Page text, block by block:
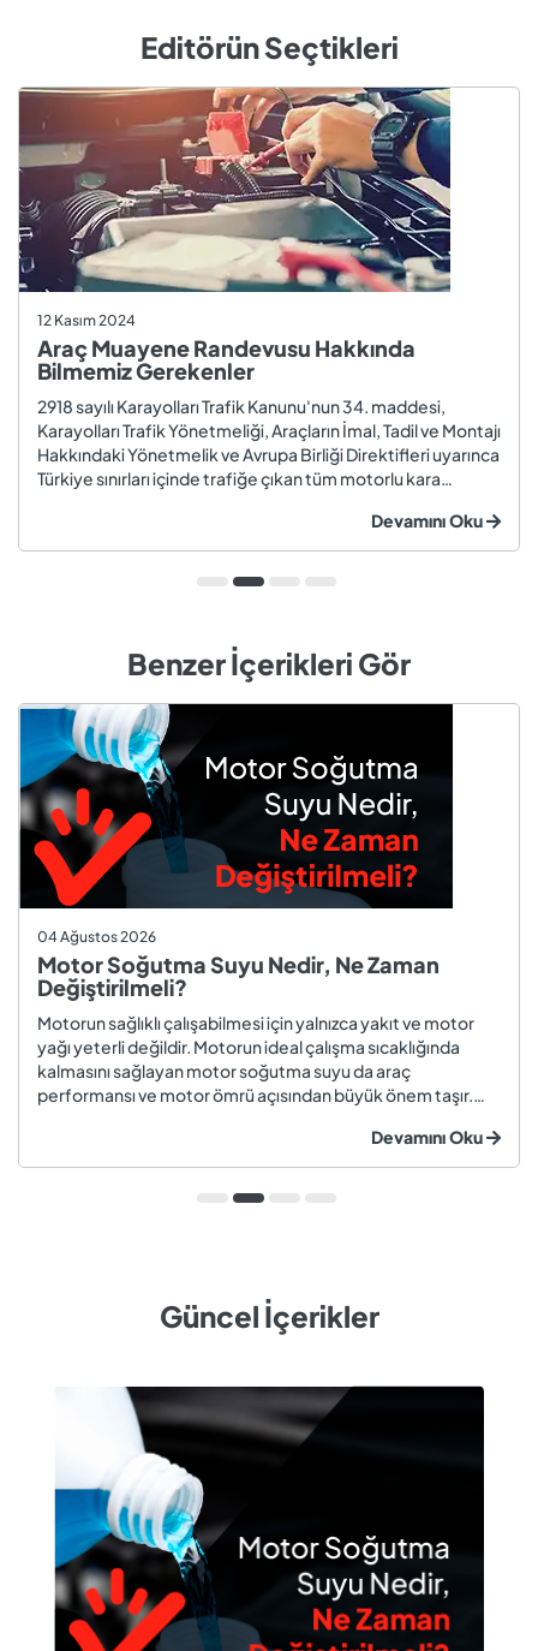
Editörün Seçtikleri
12 Kasım 2024
Araç Muayene Randevusu Hakkında
Bilmemiz Gerekenler
2918 sayılı Karayolları Trafik Kanunu'nun 34. maddesi,
Karayolları Trafik Yönetmeliği, Araçların İmal, Tadil ve Montajı
Hakkındaki Yönetmelik ve Avrupa Birliği Direktifleri uyarınca
Türkiye sınırları içinde trafiğe çıkan tüm motorlu kara
zorundadır. Araç muayenesi; otomobil, motosiklet,
kamyon, kamyo...
Devamını Oku
Benzer İçerikleri Gör
04 Ağustos 2026
Motor Soğutma Suyu Nedir, Ne Zaman
Değiştirilmeli?
Motorun sağlıklı çalışabilmesi için yalnızca yakıt ve motor
yağı yeterli değildir. Motorun ideal çalışma sıcaklığında
kalmasını sağlayan motor soğutma suyu da araç
performansı ve motor ömrü açısından büyük önem taşır.
değiştirilmeyen soğutma suyu; hararet, korozyon, motor
arızaları ve yüksek onarım ma...
Devamını Oku
Güncel İçerikler